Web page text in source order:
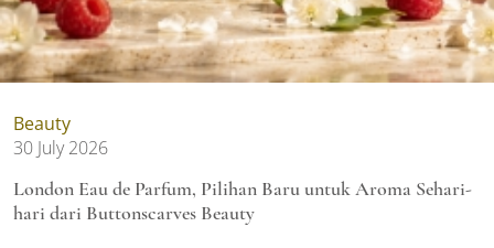
Beauty
30 July 2026
London Eau de Parfum, Pilihan Baru untuk Aroma Sehari-
hari dari Buttonscarves Beauty